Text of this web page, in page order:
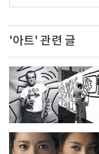
'아트' 관련 글